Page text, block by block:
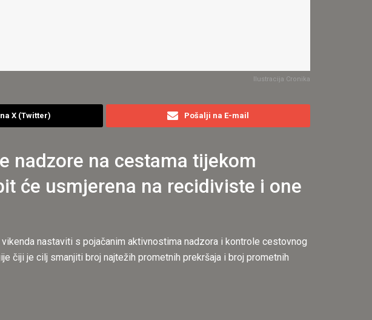
Ilustracija Cronika
X (Twitter) Pošalji na E-mail
nadzore na cestama tijekom
će usmjerena na recidiviste i one
nastaviti s pojačanim aktivnostima nadzora i kontrole cestovnog
čiji je cilj smanjiti broj najtežih prometnih prekršaja i broj prometnih